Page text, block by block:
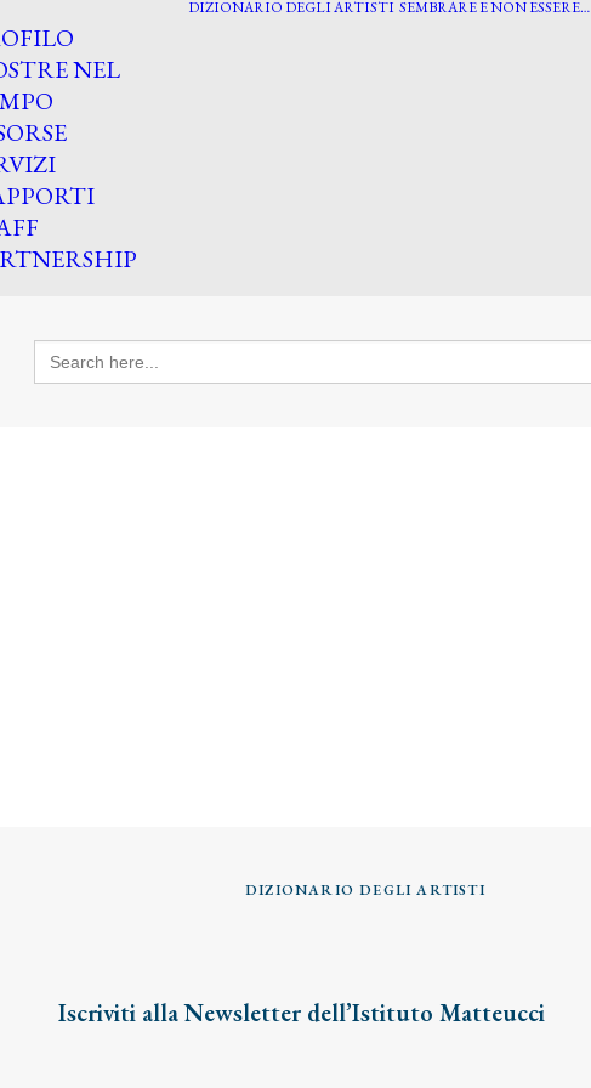
NEL
DIZIONARIO DEGLI ARTISTI SEMBRARE E NON ESSERE…
Search
for:
DIZIONARIO DEGLI ARTISTI
Iscriviti alla Newsletter dell’Istituto Matteucci